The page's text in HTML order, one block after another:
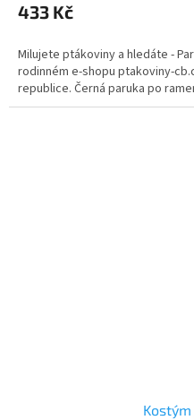
433 Kč
Milujete ptákoviny a hledáte -
rodinném e-shopu ptakoviny-
republice. Černá paruka po